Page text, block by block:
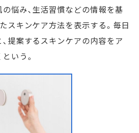
悩み、生活習慣などの情報を基
スキンケア方法を表示する。毎日
提案するスキンケアの内容をア
いう。